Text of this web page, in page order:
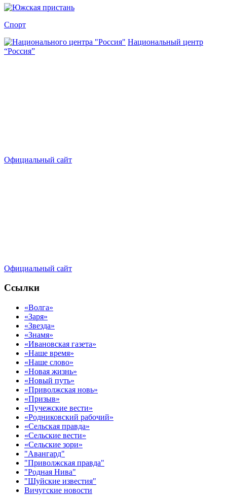
Спорт
Национальный центр
“Россия”
Официальный сайт
Официальный сайт
Ссылки
«Волга»
«Заря»
«Звезда»
«Знамя»
«Ивановская газета»
«Наше время»
«Наше слово»
«Новая жизнь»
«Новый путь»
«Приволжская новь»
«Призыв»
«Пучежские вести»
«Родниковский рабочий»
«Сельская правда»
«Сельские вести»
«Сельские зори»
"Авангард"
"Приволжская правда"
"Родная Нива"
"Шуйские известия"
Вичугские новости